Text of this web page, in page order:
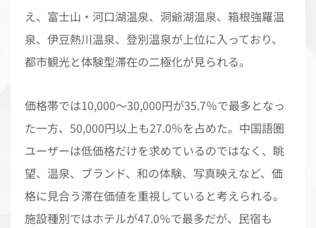
え、富士山・河口湖温泉、洞爺湖温泉、箱根強羅温
泉、伊豆熱川温泉、登別温泉が上位に入っており、
都市観光と体験型滞在の二極化が見られる。
価格帯では10,000〜30,000円が35.7％で最多となっ
た一方、50,000円以上も27.0％を占めた。中国語圏
ユーザーは低価格だけを求めているのではなく、眺
望、温泉、ブランド、和の体験、写真映えなど、価
格に見合う滞在価値を重視していると考えられる。
施設種別ではホテルが47.0％で最多だが、民宿も